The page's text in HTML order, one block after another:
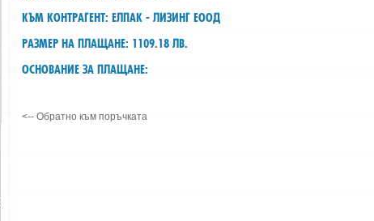
КЪМ КОНТРАГЕНТ: ЕЛПАК - ЛИЗИНГ ЕООД
РАЗМЕР НА ПЛАЩАНЕ: 1109.18 ЛВ.
ОСНОВАНИЕ ЗА ПЛАЩАНЕ:
<-- Обратно към поръчката